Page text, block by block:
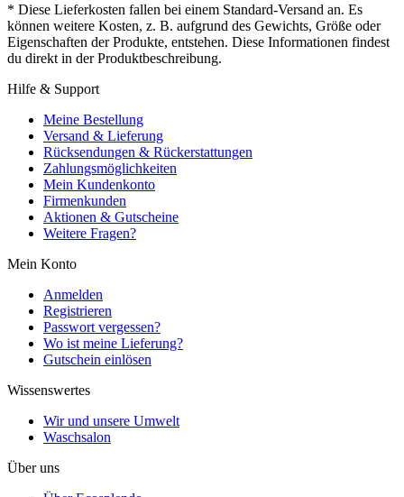
* Diese Lieferkosten fallen bei einem Standard-Versand an. Es
können weitere Kosten, z. B. aufgrund des Gewichts, Größe oder
Eigenschaften der Produkte, entstehen. Diese Informationen findest
du direkt in der Produktbeschreibung.
Hilfe & Support
Meine Bestellung
Versand & Lieferung
Rücksendungen & Rückerstattungen
Zahlungsmöglichkeiten
Mein Kundenkonto
Firmenkunden
Aktionen & Gutscheine
Weitere Fragen?
Mein Konto
Anmelden
Registrieren
Passwort vergessen?
Wo ist meine Lieferung?
Gutschein einlösen
Wissenswertes
Wir und unsere Umwelt
Waschsalon
Über uns